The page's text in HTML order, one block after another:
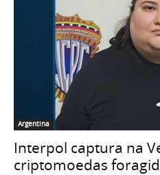
Argentina
Interpol captura na
criptomoedas